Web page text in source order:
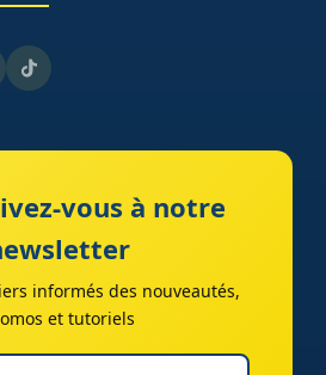
vous à notre
informés des nouveautés,
et tutoriels